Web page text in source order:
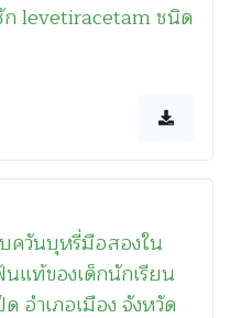
ก levetiracetam ชนิด
ควันบุหรี่มือสองใน
แท้ของเด็กนักเรียน
อำเภอเมือง จังหวัด